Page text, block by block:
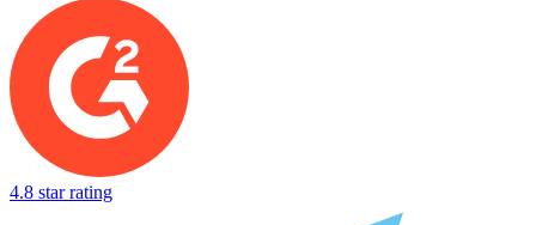
mycket en anställd är skyldig företaget och ekonomiavdelningen kan
sedan dra av beloppet från lönen om det behövs.
4.8 star rating